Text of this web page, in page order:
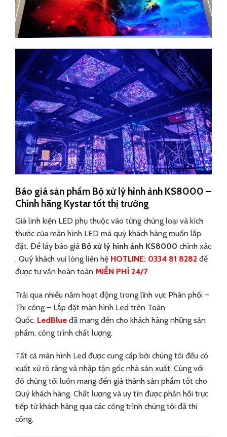
Báo giá sản phẩm Bộ xử lý hình ảnh KS8000 –
Chính hãng Kystar tốt thị trường
Giá linh kiện LED phụ thuộc vào từng chủng loại và kích
thước của màn hình LED mà quý khách hàng muốn lắp
đặt. Để lấy báo giá Bộ xử lý hình ảnh KS8000 chính xác
, Quý khách vui lòng liên hệ HOTLINE: 0334 81 8282 để
được tư vấn hoàn toàn MIỄN PHÍ 24/7
Trải qua nhiều năm hoạt động trong lĩnh vực Phân phối –
Thi công – Lắp đặt màn hình Led trên Toàn
Quốc, LedBlue đã mang đến cho khách hàng những sản
phẩm, công trình chất lượng.
Tất cả màn hình Led được cung cấp bởi chúng tôi đều có
xuất xứ rõ ràng và nhập tận gốc nhà sản xuất. Cùng với
đó chúng tôi luôn mang đến giá thành sản phẩm tốt cho
Quý khách hàng. Chất lượng và uy tín được phản hồi trực
tiếp từ khách hàng qua các công trình chúng tôi đã thi
công.